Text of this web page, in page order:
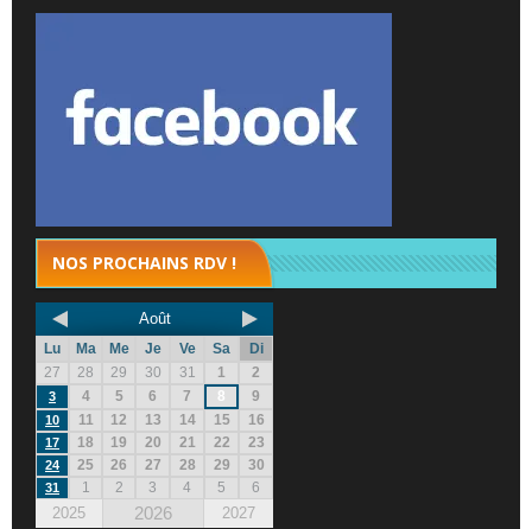
NOS PROCHAINS RDV !
Août
Lu Ma Me Je Ve Sa
Di
27
28 29 30 31 1 2
3 4 5 6 7 8 9
10 11 12 13 14 15 16
17 18 19 20 21 22 23
24 25 26 27 28 29 30
31 1 2 3 4 5 6
2025 2026 2027